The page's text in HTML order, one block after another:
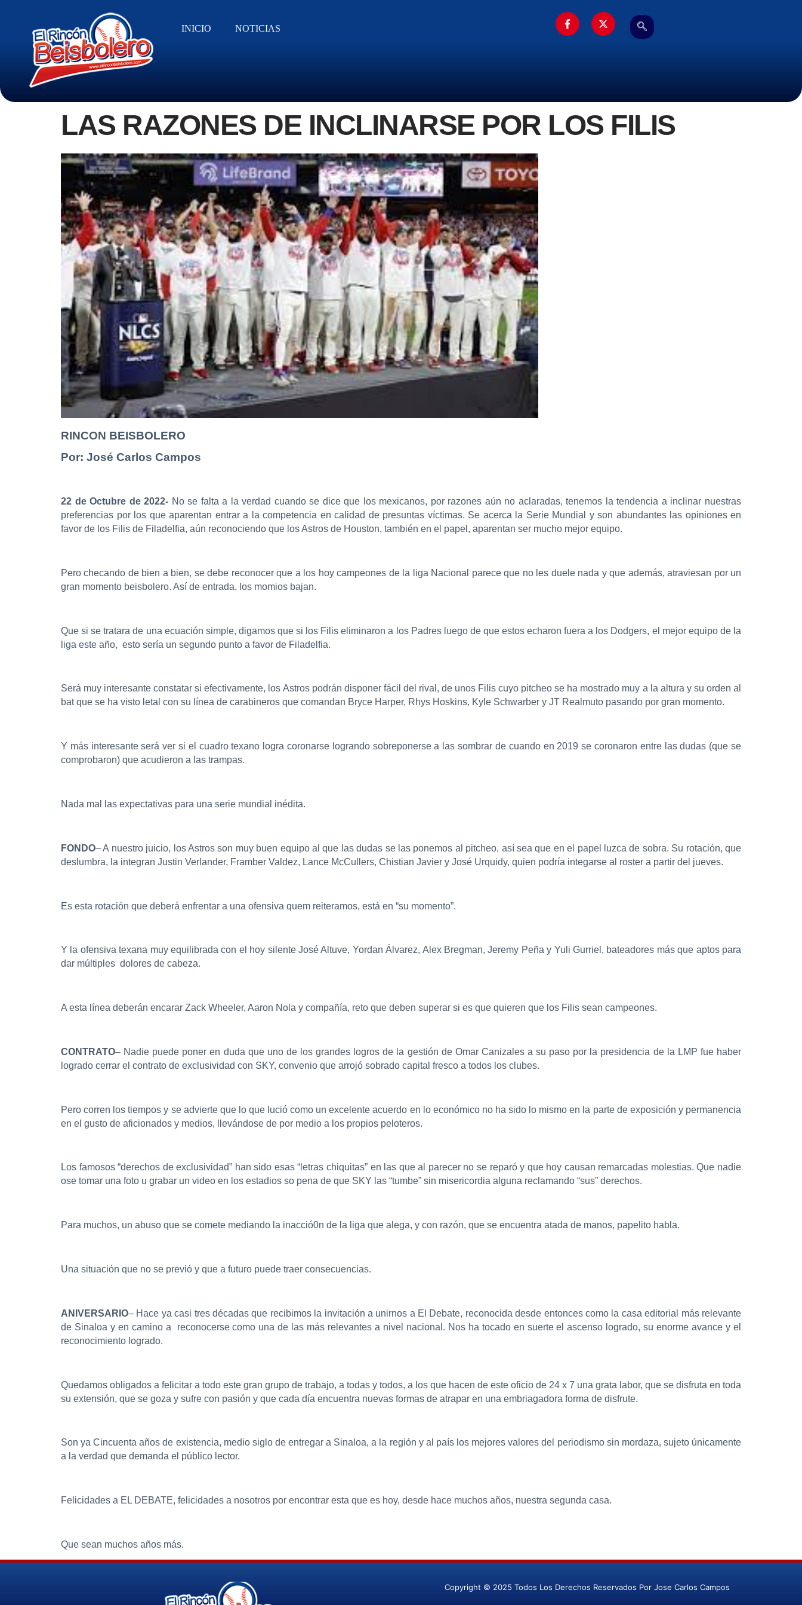
INICIO NOTICIAS
LAS RAZONES DE INCLINARSE POR LOS FILIS
RINCON BEISBOLERO
Por: José Carlos Campos
22 de Octubre de 2022- No se falta a la verdad cuando se dice que los mexicanos, por razones aún no aclaradas, tenemos la tendencia a inclinar nuestras
preferencias por los que aparentan entrar a la competencia en calidad de presuntas víctimas. Se acerca la Serie Mundial y son abundantes las opiniones en
favor de los Filis de Filadelfia, aún reconociendo que los Astros de Houston, también en el papel, aparentan ser mucho mejor equipo.
Pero checando de bien a bien, se debe reconocer que a los hoy campeones de la liga Nacional parece que no les duele nada y que además, atraviesan por un
gran momento beisbolero. Así de entrada, los momios bajan.
Que si se tratara de una ecuación simple, digamos que si los Filis eliminaron a los Padres luego de que estos echaron fuera a los Dodgers, el mejor equipo de la
liga este año, esto sería un segundo punto a favor de Filadelfia.
Será muy interesante constatar si efectivamente, los Astros podrán disponer fácil del rival, de unos Filis cuyo pitcheo se ha mostrado muy a la altura y su orden al
bat que se ha visto letal con su línea de carabineros que comandan Bryce Harper, Rhys Hoskins, Kyle Schwarber y JT Realmuto pasando por gran momento.
Y más interesante será ver si el cuadro texano logra coronarse logrando sobreponerse a las sombrar de cuando en 2019 se coronaron entre las dudas (que se
comprobaron) que acudieron a las trampas.
Nada mal las expectativas para una serie mundial inédita.
FONDO– A nuestro juicio, los Astros son muy buen equipo al que las dudas se las ponemos al pitcheo, así sea que en el papel luzca de sobra. Su rotación, que
deslumbra, la integran Justin Verlander, Framber Valdez, Lance McCullers, Chistian Javier y José Urquidy, quien podría integarse al roster a partir del jueves.
Es esta rotación que deberá enfrentar a una ofensiva quem reiteramos, está en “su momento”.
Y la ofensiva texana muy equilibrada con el hoy silente José Altuve, Yordan Álvarez, Alex Bregman, Jeremy Peña y Yuli Gurriel, bateadores más que aptos para
dar múltiples dolores de cabeza.
A esta línea deberán encarar Zack Wheeler, Aaron Nola y compañía, reto que deben superar si es que quieren que los Filis sean campeones.
CONTRATO– Nadie puede poner en duda que uno de los grandes logros de la gestión de Omar Canizales a su paso por la presidencia de la LMP fue haber
logrado cerrar el contrato de exclusividad con SKY, convenio que arrojó sobrado capital fresco a todos los clubes.
Pero corren los tiempos y se advierte que lo que lució como un excelente acuerdo en lo económico no ha sido lo mismo en la parte de exposición y permanencia
en el gusto de aficionados y medios, llevándose de por medio a los propios peloteros.
Los famosos “derechos de exclusividad” han sido esas “letras chiquitas” en las que al parecer no se reparó y que hoy causan remarcadas molestias. Que nadie
ose tomar una foto u grabar un video en los estadios so pena de que SKY las “tumbe” sin misericordia alguna reclamando “sus” derechos.
Para muchos, un abuso que se comete mediando la inacció0n de la liga que alega, y con razón, que se encuentra atada de manos, papelito habla.
Una situación que no se previó y que a futuro puede traer consecuencias.
ANIVERSARIO– Hace ya casi tres décadas que recibimos la invitación a unirnos a El Debate, reconocida desde entonces como la casa editorial más relevante
de Sinaloa y en camino a reconocerse como una de las más relevantes a nivel nacional. Nos ha tocado en suerte el ascenso logrado, su enorme avance y el
reconocimiento logrado.
Quedamos obligados a felicitar a todo este gran grupo de trabajo, a todas y todos, a los que hacen de este oficio de 24 x 7 una grata labor, que se disfruta en toda
su extensión, que se goza y sufre con pasión y que cada día encuentra nuevas formas de atrapar en una embriagadora forma de disfrute.
Son ya Cincuenta años de existencia, medio siglo de entregar a Sinaloa, a la región y al país los mejores valores del periodismo sin mordaza, sujeto únicamente
a la verdad que demanda el público lector.
Felicidades a EL DEBATE, felicidades a nosotros por encontrar esta que es hoy, desde hace muchos años, nuestra segunda casa.
Que sean muchos años más.
Copyright © 2025 Todos Los Derechos Reservados Por Jose Carlos Campos